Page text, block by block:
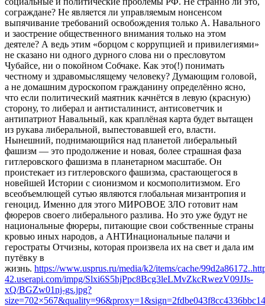
сограждане? Не является ли управляемым нонсенсом
выпячивание требований освобождения только А. Навального
и заострение общественного внимания только на этом
деятеле? А ведь этим «борцом с коррупцией и привилегиями»
не сказано ни одного дурного слова ни о пресловутом
Чубайсе, ни о покойном Собчаке. Как это(!) понимать
честному и здравомыслящему человеку? Думающим головой,
а не домашним дуроскопом гражданину определённо ясно,
что если политический маятник качнётся в левую (красную)
сторону, то либерал и антисталинист, антисоветчик и
антипатриот Навальный, как краплёная карта будет вытащен
из рукава либеральной, выпестовавшей его, власти.
Нынешний, поднимающийся над планетой либеральный
фашизм — это продолжение и новая, более страшная фаза
гитлеровского фашизма в планетарном масштабе. Он
проистекает из гитлеровского фашизма, срастающегося в
новейшей Истории с сионизмом и космополитизмом. Его
всеобъемлющей сутью являются глобальная мизантропия и
геноцид. Именно для этого МИРОВОЕ ЗЛО готовит нам
фюреров своего либерального разлива. Но это уже будут не
национальные фюреры, питающие свои собственные страны
кровью иных народов, а АНТИнациональные палачи и
геростраты Отчизны, которая произвела их на свет и дала им
путёвку в
жизнь. https://www.usprus.ru/media/k2/items/cache/99d2a86172..
42.userapi.com/impg/Slxi6S5hjPpc8Bcg3leLMvZkcRwezV09JJs-
xQ/BGZw01nj-gs.jpg?